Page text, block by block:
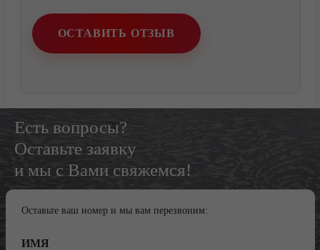
ОСТАВИТЬ ОТЗЫВ
Есть вопросы?
Оставьте заявку
и мы с Вами свяжемся!
Оставьте ваш номер и мы вам перезвоним:
ИМЯ